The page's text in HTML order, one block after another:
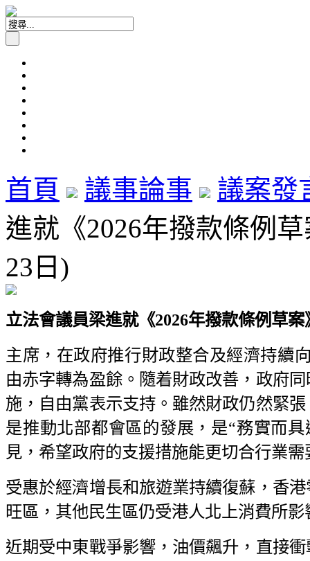
首頁 議事論事
議案發
進就《2026年撥款條例
23日)
立法會議員梁進就《2026年撥款條例草
主席，在政府推行財政整合及經濟持續
由赤字轉為盈餘。隨着財政改善，政府
施，自由黨表示支持。雖然財政仍然緊
是推動北部都會區的發展，是“務實而
見，希望政府的支援措施能更切合行業需
受惠於經濟增長和旅遊業持續復蘇，香
旺區，其他民生區仍受港人北上消費所
近期受中東戰爭影響，油價飆升，直接